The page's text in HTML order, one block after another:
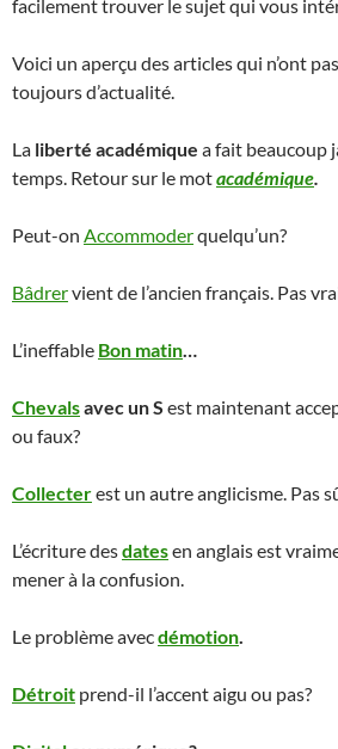
facilement trouver le sujet qui vous
Voici un aperçu des articles qui n’ont
toujours d’actualité.
La liberté académique a fait beaucoup
temps. Retour sur le motacadémique.
Peut-on Accommoderquelqu’un?
Bâdrervient de l’ancien français. Pas
L’ineffable Bon matin…
Chevalsavec un S est maintenant
ou faux?
Collecterest un autre anglicisme. Pas
L’écriture desdatesen anglais est
mener à la confusion.
Le problème avecdémotion.
Détroit prend-il l’accent aigu ou pas?